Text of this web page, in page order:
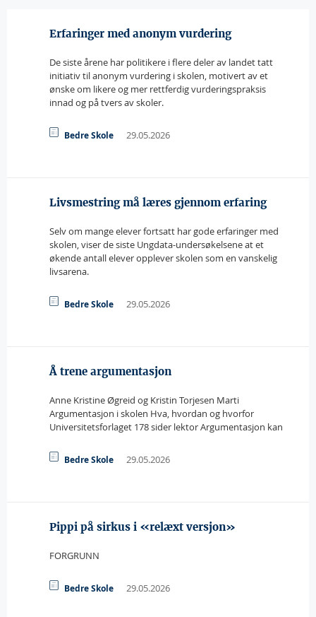
Erfaringer med anonym vurdering
De siste årene har politikere i flere deler av landet tatt
initiativ til anonym vurdering i skolen, motivert av et
ønske om likere og mer rettferdig vurderingspraksis
innad og på tvers av skoler.
Bedre Skole 29.05.2026
Livsmestring må læres gjennom erfaring
Selv om mange elever fortsatt har gode erfaringer med
skolen, viser de siste Ungdata-undersøkelsene at et
økende antall elever opplever skolen som en vanskelig
livsarena.
Bedre Skole 29.05.2026
Å trene argumentasjon
Anne Kristine Øgreid og Kristin Torjesen Marti
Argumentasjon i skolen Hva, hvordan og hvorfor
Universitetsforlaget 178 sider lektor Argumentasjon kan
Bedre Skole 29.05.2026
Pippi på sirkus i «relæxt versjon»
FORGRUNN 
Bedre Skole 29.05.2026